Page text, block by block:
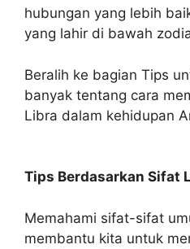
hubungan yang lebih
yang lahir di bawah
Beralih ke bagian Tips
banyak tentang cara
Libra dalam kehidupan
Tips Berdasarkan Sifat
Memahami sifat-sifat
membantu kita untuk